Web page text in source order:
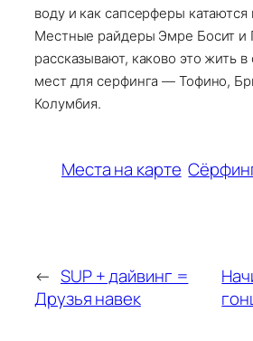
воду и как сапсерферы
Местные райдеры Эмре Босит и
рассказывают, каково это жить
мест для серфинга — Тофино,
Колумбия.
Места на карте
← SUP + дайвинг =
Друзья навек